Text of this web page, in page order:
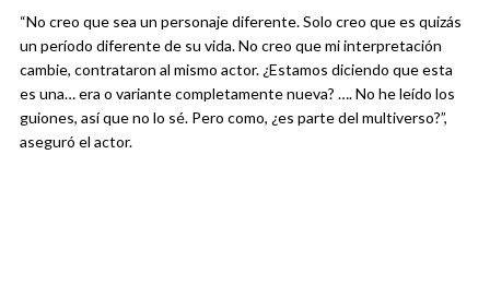
“No creo que sea un personaje diferente. Solo creo que es quizás
un período diferente de su vida. No creo que mi interpretación
cambie, contrataron al mismo actor. ¿Estamos diciendo que esta
es una… era o variante completamente nueva? …. No he leído los
guiones, así que no lo sé. Pero como, ¿es parte del multiverso?”,
aseguró el actor.